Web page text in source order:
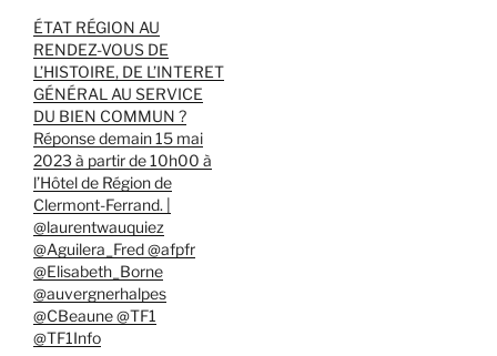
ÉTAT RÉGION AU
RENDEZ-VOUS DE
L’HISTOIRE, DE L’INTERET
GÉNÉRAL AU SERVICE
DU BIEN COMMUN ?
Réponse demain 15 mai
2023 à partir de 10h00 à
l’Hôtel de Région de
Clermont-Ferrand. |
@laurentwauquiez
@Aguilera_Fred @afpfr
@Elisabeth_Borne
@auvergnerhalpes
@CBeaune @TF1
@TF1Info